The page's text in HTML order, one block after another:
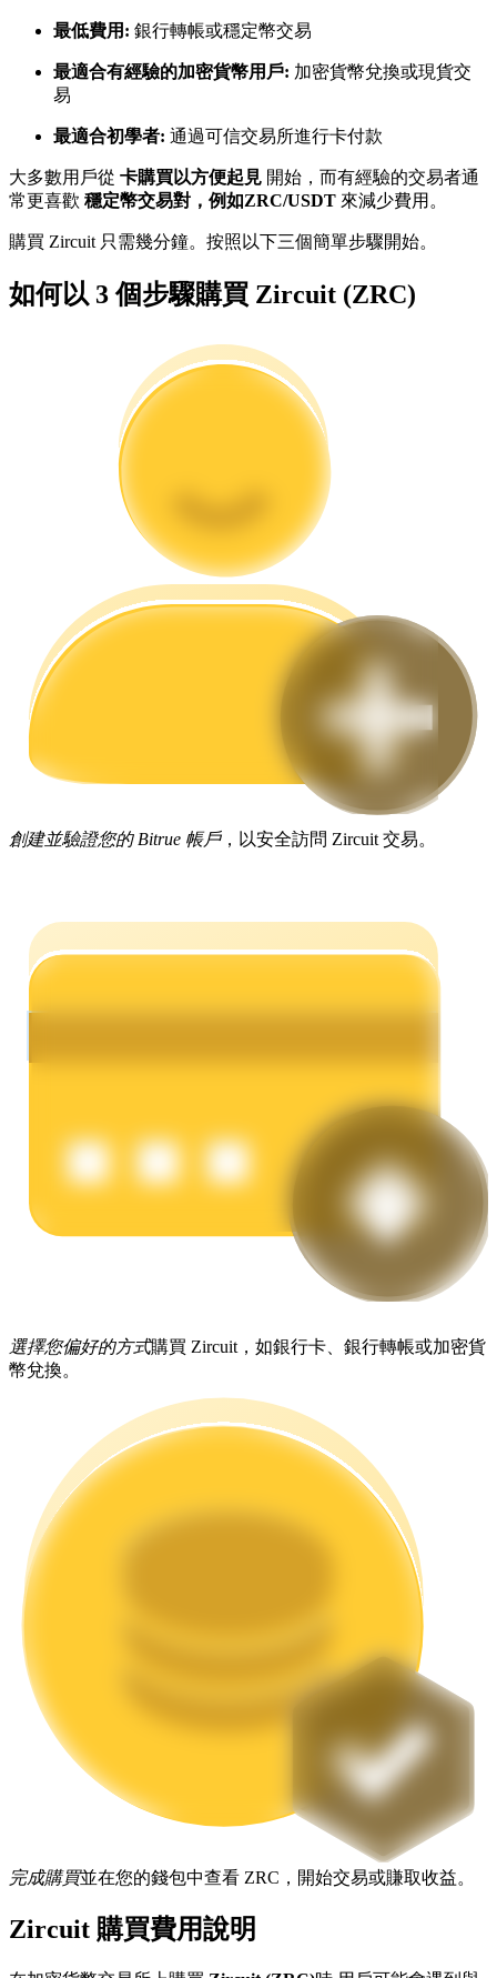
成為跟單交易員
坐享盈利分成和跟單分傭
包含交易情況等的大數據分析
合約指南
合約功能使用指南
增值寶
使您的資產穩定增值
Launchpool
活期質押獲得熱門資產
最低費用: 銀行轉帳或穩定幣交易
最適合有經驗的加密貨幣用戶: 加密貨幣兌換或現貨交
易
最適合初學者: 通過可信交易所進行卡付款
大多數用戶從 卡購買以方便起見 開始，而有經驗的交易者通
常更喜歡 穩定幣交易對，例如ZRC/USDT 來減少費用。
購買 Zircuit 只需幾分鐘。按照以下三個簡單步驟開始。
如何以 3 個步驟購買 Zircuit (ZRC)
創建並驗證您的 Bitrue 帳戶，以安全訪問 Zircuit 交易。
選擇您偏好的方式購買 Zircuit，如銀行卡、銀行轉帳或加密貨
幣兌換。
完成購買並在您的錢包中查看 ZRC，開始交易或賺取收益。
Zircuit 購買費用說明